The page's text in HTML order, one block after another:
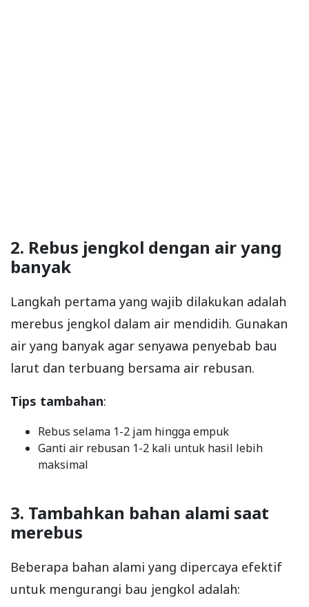
2. Rebus jengkol dengan air yang
banyak
Langkah pertama yang wajib dilakukan adalah
merebus jengkol dalam air mendidih. Gunakan
air yang banyak agar senyawa penyebab bau
larut dan terbuang bersama air rebusan.
Tips tambahan:
Rebus selama 1-2 jam hingga empuk
Ganti air rebusan 1-2 kali untuk hasil lebih
maksimal
3. Tambahkan bahan alami saat
merebus
Beberapa bahan alami yang dipercaya efektif
untuk mengurangi bau jengkol adalah: